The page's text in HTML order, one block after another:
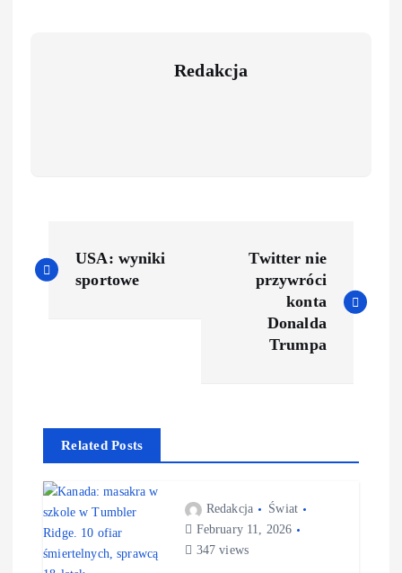
Redakcja
USA: wyniki
sportowe
Twitter nie
przywróci
konta
Donalda
Trumpa
Related Posts
Redakcja
Świat
February 11, 2026
347 views